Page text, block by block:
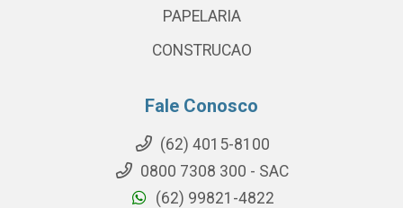
PAPELARIA
CONSTRUCAO
Fale Conosco
(62) 4015-8100
0800 7308 300 - SAC
(62) 99821-4822